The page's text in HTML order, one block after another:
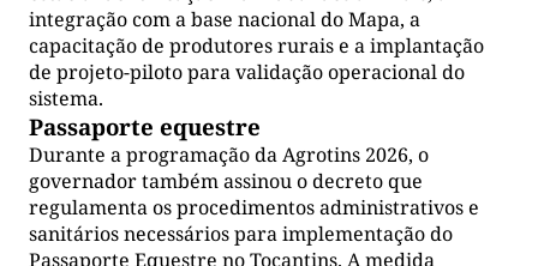
integração com a base nacional do Mapa, a
capacitação de produtores rurais e a implantação
de projeto-piloto para validação operacional do
sistema.
Passaporte equestre
Durante a programação da Agrotins 2026, o
governador também assinou o decreto que
regulamenta os procedimentos administrativos e
sanitários necessários para implementação do
Passaporte Equestre no Tocantins. A medida